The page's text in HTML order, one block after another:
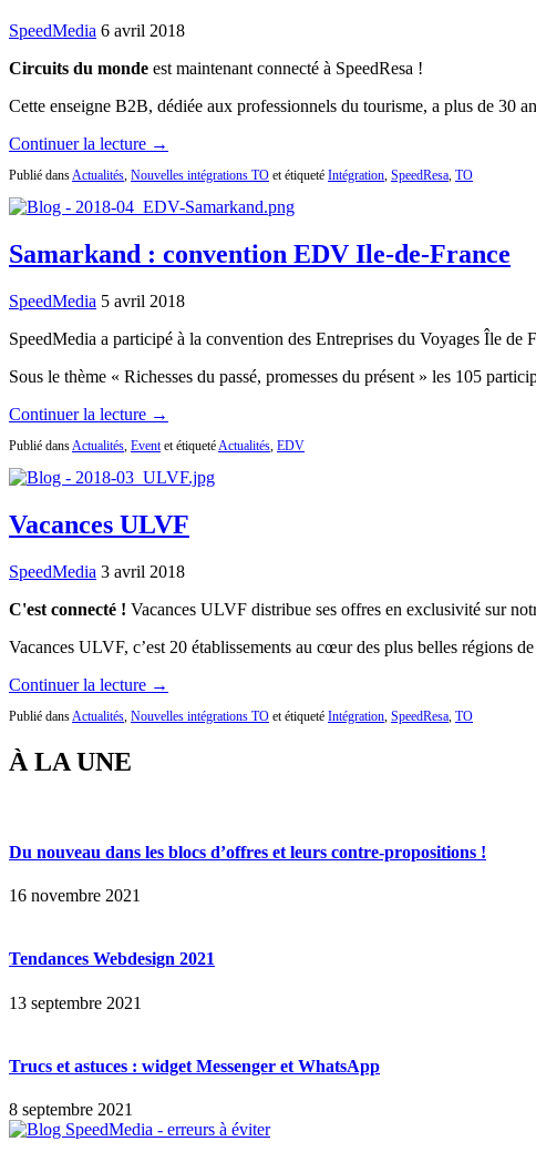
SpeedMedia 6 avril 2018
Circuits du monde est maintenant connecté à SpeedResa !
Cette enseigne B2B, dédiée aux professionnels du tourisme, a plus de 30
Continuer la lecture →
Publié dansActualités, Nouvelles intégrations TO et étiqueté Intégration, SpeedResa, TO
Samarkand : convention EDV Ile-de-France
SpeedMedia 5 avril 2018
SpeedMedia a participé à la convention des Entreprises du Voyages Île
Sous le thème « Richesses du passé, promesses du présent » les 105
Continuer la lecture →
Publié dansActualités, Eventet étiquetéActualités, EDV
Vacances ULVF
SpeedMedia 3 avril 2018
C'est connecté ! Vacances ULVF distribue ses offres en exclusivité sur
Vacances ULVF, c’est 20 établissements au cœur des plus belles régions
Continuer la lecture →
Publié dans Actualités Nouvelles intégrations TO et étiqueté Intégration SpeedResa TO
À LA UNE
Du nouveau dans les blocs d’offres et leurs contre-propositions !
16 novembre 2021
Tendances Webdesign 2021
13 septembre 2021
Trucs et astuces : widget Messenger et WhatsApp
8 septembre 2021